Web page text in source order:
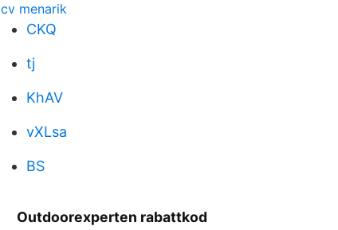
cv menarik
CKQ
tj
KhAV
vXLsa
BS
Outdoorexperten rabattkod